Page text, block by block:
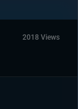
2018 Views